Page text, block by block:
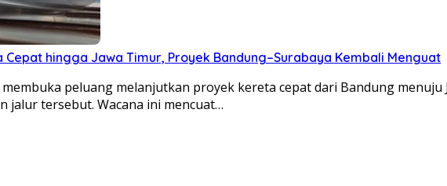
Cepat hingga Jawa Timur, Proyek Bandung–Surabaya Kembali Menguat
membuka peluang melanjutkan proyek kereta cepat dari Bandung
jalur tersebut. Wacana ini mencuat…